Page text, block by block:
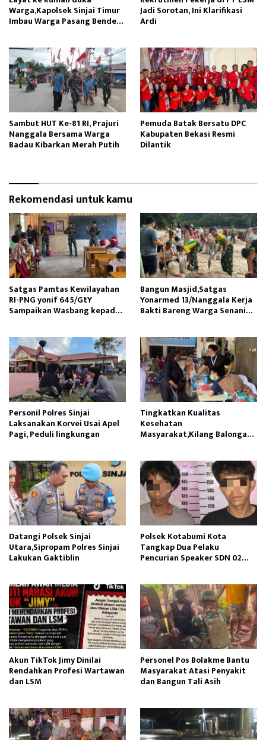
Warga,Kapolsek Sinjai Timur
Imbau Warga Pasang Bendera
Jadi Sorotan, Ini Klarifikasi
Ardi
Sambut HUT Ke-81 RI, Prajuri
Nanggala Bersama Warga
Badau Kibarkan Merah Putih
Pemuda Batak Bersatu DPC
Kabupaten Bekasi Resmi
Dilantik
Rekomendasi untuk kamu
Satgas Pamtas Kewilayahan
RI-PNG yonif 645/GtY
Sampaikan Wasbang kepada
Bangun Masjid,Satgas
Yonarmed 13/Nanggala Kerja
Bakti Bareng Warga Senaning
Personil Polres Sinjai
Laksanakan Korvei Usai Apel
Pagi, Peduli lingkungan
Tingkatkan Kualitas
Kesehatan
Masyarakat,Kilang Balongan
Datangi Polsek Sinjai
Utara,Sipropam Polres Sinjai
Lakukan Gaktiblin
Polsek Kotabumi Kota
Tangkap Dua Pelaku
Pencurian Speaker SDN 02
Akun TikTok Jimy Dinilai
Rendahkan Profesi Wartawan
dan LSM
Personel Pos Bolakme Bantu
Masyarakat Atasi Penyakit
dan Bangun Tali Asih